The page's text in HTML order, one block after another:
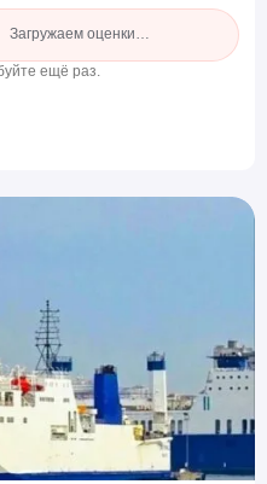
Загружаем оценки…
ещё раз.